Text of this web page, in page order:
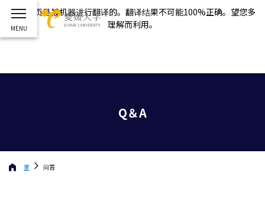
这个网页是被机器进行翻译的。翻译结果不可能100%正确。望您多
理解而利用。
Q＆A
家 问答